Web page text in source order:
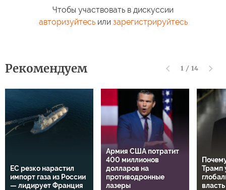
Чтобы участвовать в дискуссии
авторизуйтесьили зарегистрируйтесь
Рекомендуем 1 / 14
ЕС резко нарастил
импорт газа из России
— лидирует Франция
Армия США потратит
400 миллионов
долларов на
противодронные
лазеры
Трамп
власть